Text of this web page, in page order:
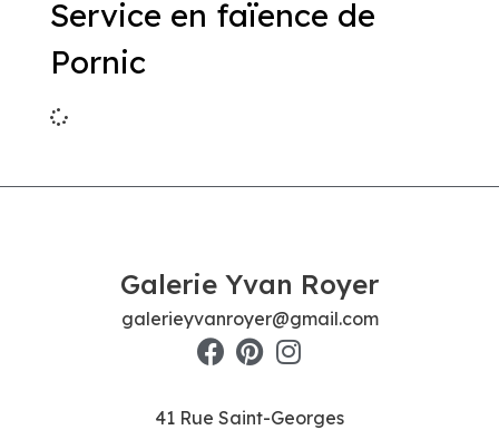
Service en faïence de
Pornic
Galerie Yvan Royer
galerieyvanroyer@gmail.com
41 Rue Saint-Georges